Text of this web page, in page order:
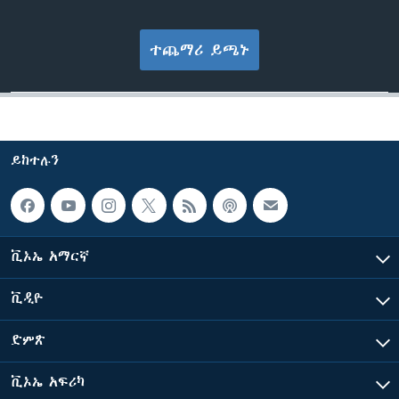
ተጨማሪ ይጫኑ
ይከተሉን
ቪኦኤ አማርኛ
ቪዲዮ
ድምጽ
ቪኦኤ አፍሪካ